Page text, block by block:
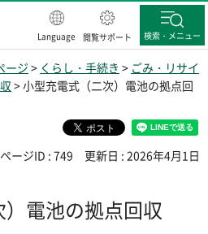
Language 閲覧サポート 検索・メニュー
ージ > くらし・手続き > ごみ・リサイ
> 小型充電式（二次）電池の拠点回
ページID : 749 更新日 : 2026年4月1日
電池の拠点回収